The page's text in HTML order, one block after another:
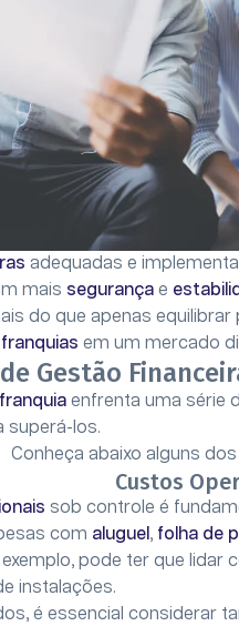
adequadas e
mais segurança e
do que apenas
franquias em um mercado
Gestão
franquia enfrenta uma série
superá-los.
Conheça abaixo alguns
Custos
sob controle é
com aluguel , folha de
exemplo, pode ter que lidar
instalações.
é essencial considerar